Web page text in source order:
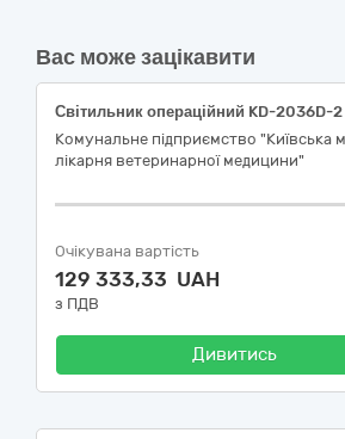
Вас може зацікавити
Комунальне підприємство "Київська
лікарня ветеринарної медицини"
Очікувана вартість
129 333,33 UAH
з ПДВ
Дивитись